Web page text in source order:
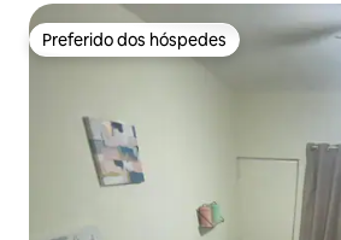
Preferido dos hóspedes
Preferido dos hóspedes